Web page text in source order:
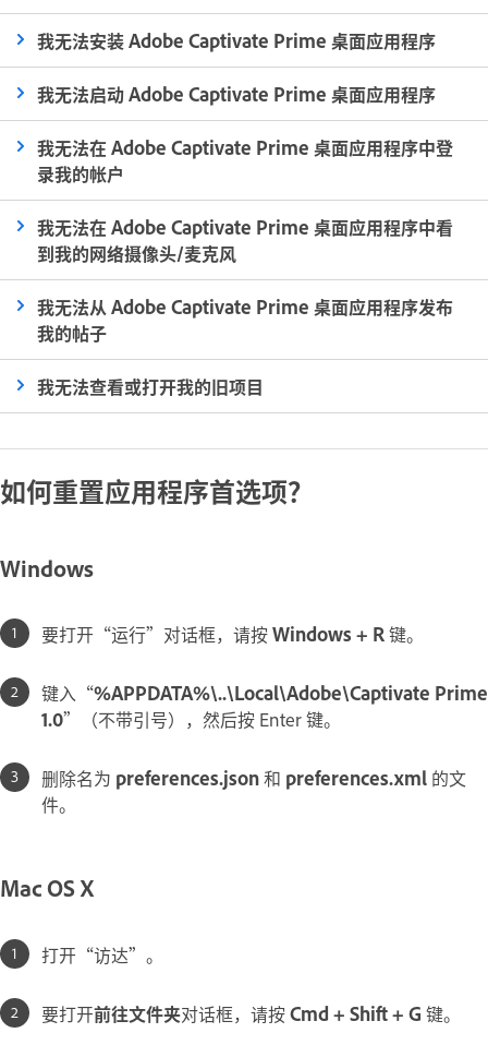
我无法安装 Adobe Captivate Prime 桌面应用程序
我无法启动 Adobe Captivate Prime 桌面应用程序
我无法在 Adobe Captivate Prime 桌面应用程序中登
录我的帐户
我无法在 Adobe Captivate Prime 桌面应用程序中看
到我的网络摄像头/麦克风
我无法从 Adobe Captivate Prime 桌面应用程序发布
我的帖子
我无法查看或打开我的旧项目
如何重置应用程序首选项？
Windows
要打开“运行”对话框，请按Windows + R键。
键入“%APPDATA%\..\Local\Adobe\Captivate Prime
1.0”（不带引号），然后按 Enter 键。
删除名为 preferences.json和 preferences.xml 的文
件。
Mac OS X
打开“访达”。
要打开前往文件夹对话框，请按Cmd + Shift + G 键。